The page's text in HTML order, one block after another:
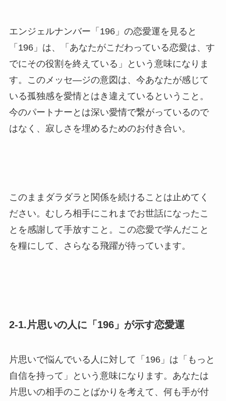
エンジェルナンバー「196」の恋愛運を見ると
「196」は、「あなたがこだわっている恋愛は、す
でにその役割を終えている」という意味になりま
す。このメッセ―ジの意図は、今あなたが感じて
いる孤独感を愛情とはき違えているということ。
今のパートナーとは深い愛情で繋がっているので
はなく、寂しさを埋めるためのお付き合い。
このままダラダラと関係を続けることは止めてく
ださい。むしろ相手にこれまでお世話になったこ
とを感謝して手放すこと。この恋愛で学んだこと
を糧にして、さらなる飛躍が待っています。
2-1.片思いの人に「196」が示す恋愛運
片思いで悩んでいる人に対して「196」は「もっと
自信を持って」という意味になります。あなたは
片思いの相手のことばかりを考えて、何も手が付